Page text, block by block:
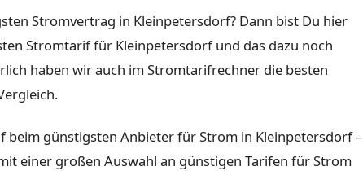
Stromvertrag in Kleinpetersdorf? Dann bist Du hier
Stromtarif für Kleinpetersdorf und das dazu noch
haben wir auch im Stromtarifrechner die besten
beim günstigsten Anbieter für Strom in Kleinpetersdorf –
einer großen Auswahl an günstigen Tarifen für Strom